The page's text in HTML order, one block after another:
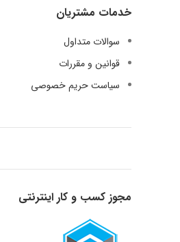
خدمات مشتریان
سوالات متداول
قوانین و مقررات
سیاست حریم خصوصی
مجوز کسب و کار اینترنتی